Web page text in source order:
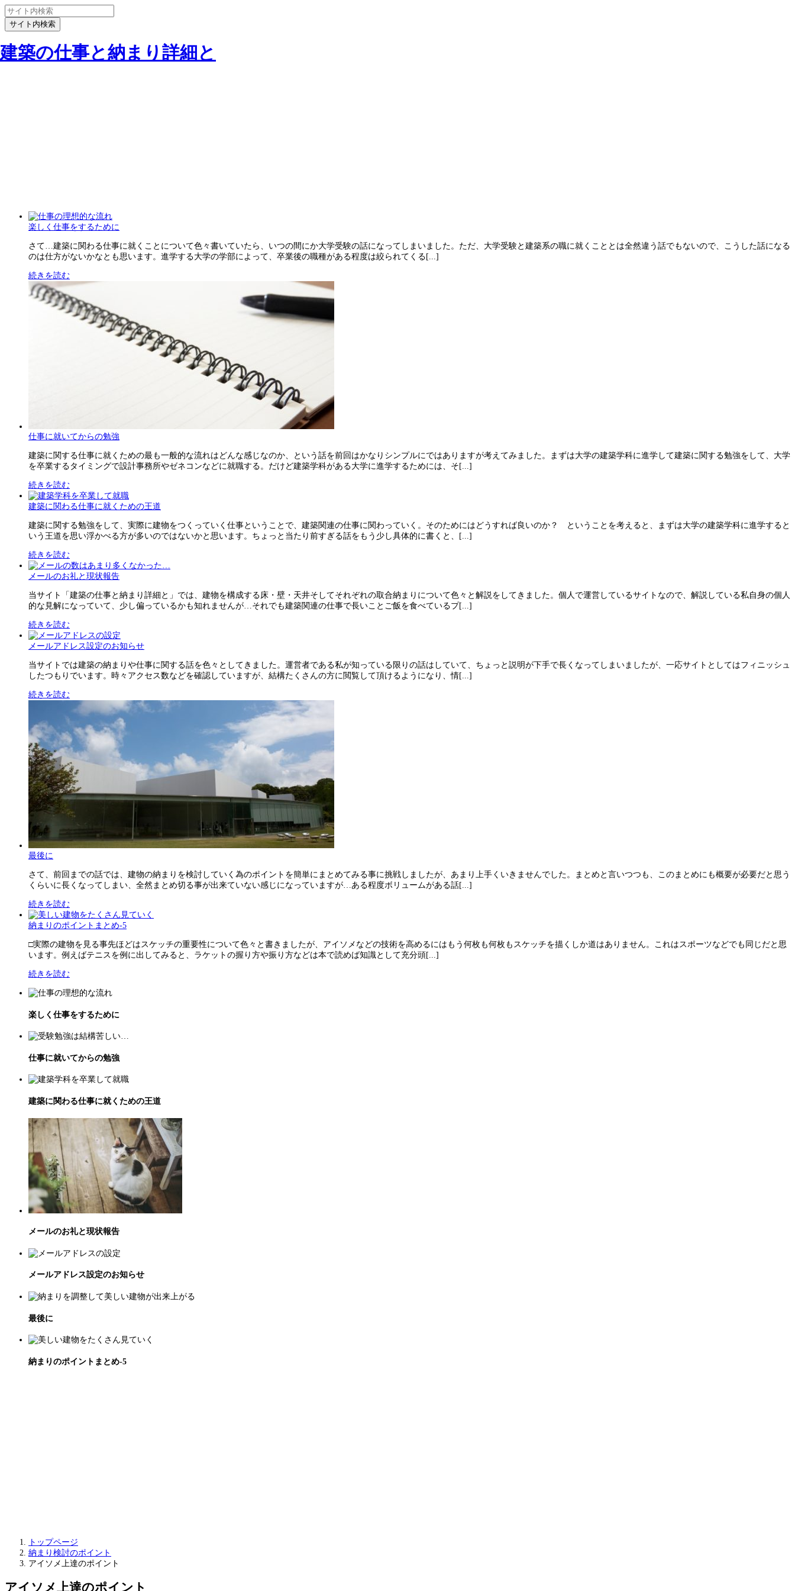
建築の仕事と納まり詳細と
楽しく仕事をするために
さて…建築に関わる仕事に就くことについて色々書いていたら、いつの間にか大学受験の話になってしまいました。ただ、大学受験と建築系の職に就くこととは全然違う話でもないので、こうした話になる
のは仕方がないかなとも思います。進学する大学の学部によって、卒業後の職種がある程度は絞られてくる[...]
続きを読む
仕事に就いてからの勉強
建築に関する仕事に就くための最も一般的な流れはどんな感じなのか、という話を前回はかなりシンプルにではありますが考えてみました。まずは大学の建築学科に進学して建築に関する勉強をして、大学
を卒業するタイミングで設計事務所やゼネコンなどに就職する。だけど建築学科がある大学に進学するためには、そ[...]
続きを読む
建築に関わる仕事に就くための王道
建築に関する勉強をして、実際に建物をつくっていく仕事ということで、建築関連の仕事に関わっていく。そのためにはどうすれば良いのか？ ということを考えると、まずは大学の建築学科に進学すると
いう王道を思い浮かべる方が多いのではないかと思います。ちょっと当たり前すぎる話をもう少し具体的に書くと、[...]
続きを読む
メールのお礼と現状報告
当サイト「建築の仕事と納まり詳細と」では、建物を構成する床・壁・天井そしてそれぞれの取合納まりについて色々と解説をしてきました。個人で運営しているサイトなので、解説している私自身の個人
的な見解になっていて、少し偏っているかも知れませんが…それでも建築関連の仕事で長いことご飯を食べているプ[...]
続きを読む
メールアドレス設定のお知らせ
当サイトでは建築の納まりや仕事に関する話を色々としてきました。運営者である私が知っている限りの話はしていて、ちょっと説明が下手で長くなってしまいましたが、一応サイトとしてはフィニッシュ
したつもりでいます。時々アクセス数などを確認していますが、結構たくさんの方に閲覧して頂けるようになり、情[...]
続きを読む
最後に
さて、前回までの話では、建物の納まりを検討していく為のポイントを簡単にまとめてみる事に挑戦しましたが、あまり上手くいきませんでした。まとめと言いつつも、このまとめにも概要が必要だと思う
くらいに長くなってしまい、全然まとめ切る事が出来ていない感じになっていますが…ある程度ボリュームがある話[...]
続きを読む
納まりのポイントまとめ-5
□実際の建物を見る事先ほどはスケッチの重要性について色々と書きましたが、アイソメなどの技術を高めるにはもう何枚も何枚もスケッチを描くしか道はありません。これはスポーツなどでも同じだと思
います。例えばテニスを例に出してみると、ラケットの握り方や振り方などは本で読めば知識として充分頭[...]
続きを読む
楽しく仕事をするために
仕事に就いてからの勉強
建築に関わる仕事に就くための王道
メールのお礼と現状報告
メールアドレス設定のお知らせ
最後に
納まりのポイントまとめ-5
トップページ
納まり検討のポイント
アイソメ上達のポイント
アイソメ上達のポイント